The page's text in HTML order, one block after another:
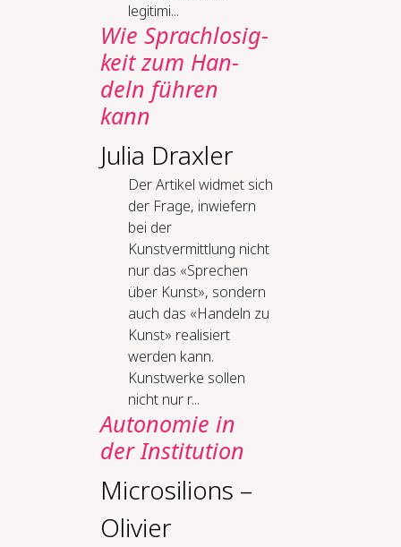
legitimi...
Wie Sprach­lo­sig­
keit zum Han­
deln füh­ren
kann
Julia Draxler
Der Artikel widmet sich
der Frage, inwiefern
bei der
Kunstvermittlung nicht
nur das «Sprechen
über Kunst», sondern
auch das «Handeln zu
Kunst» realisiert
werden kann.
Kunstwerke sollen
nicht nur r...
Au­to­no­mie in
der In­sti­tu­ti­on
Microsilions –
Olivier